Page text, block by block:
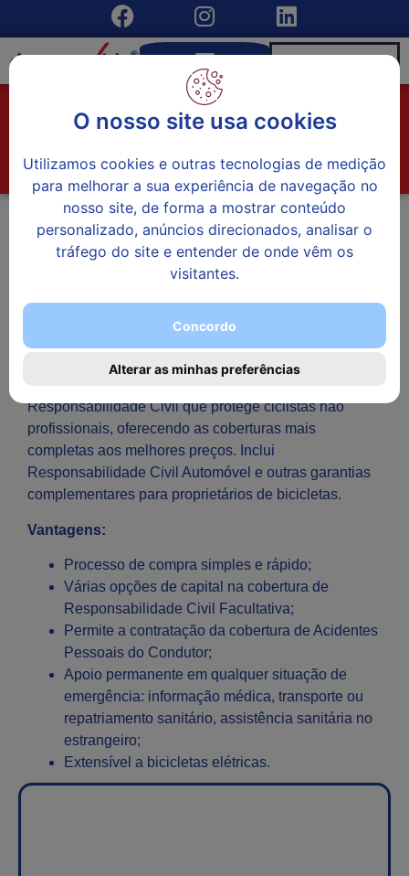
O nosso site usa cookies
Utilizamos cookies e outras tecnologias de medição
para melhorar a sua experiência de navegação no
nosso site, de forma a mostrar conteúdo
personalizado, anúncios direcionados, analisar o
tráfego do site e entender de onde vêm os
visitantes.
Concordo
Alterar as minhas preferências
Seguro Bicicletas
Responsabilidade Civil que protege ciclistas não
profissionais, oferecendo as coberturas mais
completas aos melhores preços. Inclui
Responsabilidade Civil Automóvel e outras garantias
complementares para proprietários de bicicletas.
Vantagens:
Processo de compra simples e rápido;
Várias opções de capital na cobertura de
Responsabilidade Civil Facultativa;
Permite a contratação da cobertura de Acidentes
Pessoais do Condutor;
Apoio permanente em qualquer situação de
emergência: informação médica, transporte ou
repatriamento sanitário, assistência sanitária no
estrangeiro;
Extensível a bicicletas elétricas.